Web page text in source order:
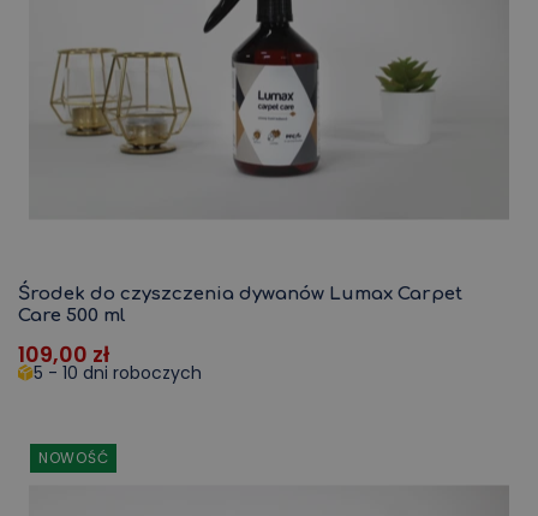
Meble wypoczynkowe
SALON
SYPIALNIA
Meble do 10 dni
NOWOŚCI
KONTO
Środek do czyszczenia dywanów Lumax Carpet
Care 500 ml
109,00 zł
5 - 10 dni roboczych
NOWOŚĆ